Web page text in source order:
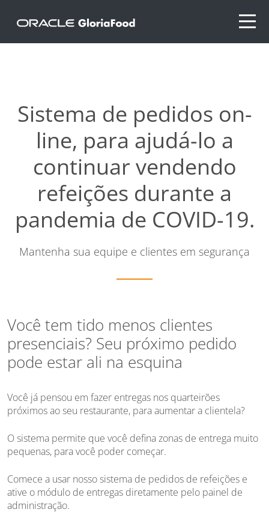
Sistema de pedidos on-
line, para ajudá-lo a
continuar vendendo
refeições durante a
pandemia de COVID-19.
Mantenha sua equipe e clientes em segurança
Você tem tido menos clientes
presenciais? Seu próximo pedido
pode estar ali na esquina
Você já pensou em fazer entregas nos quarteirões
próximos ao seu restaurante, para aumentar a clientela?
O sistema permite que você defina zonas de entrega muito
pequenas, para você poder começar.
Comece a usar nosso sistema de pedidos de refeições e
ative o módulo de entregas diretamente pelo painel de
administração.